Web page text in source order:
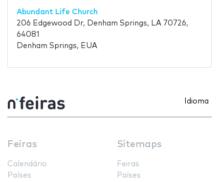
Abundant Life Church
206 Edgewood Dr, Denham Springs, LA 70726,
64081
Denham Springs, EUA
Idioma
Feiras
Calendário
Países
Sitemaps
Feiras
Países